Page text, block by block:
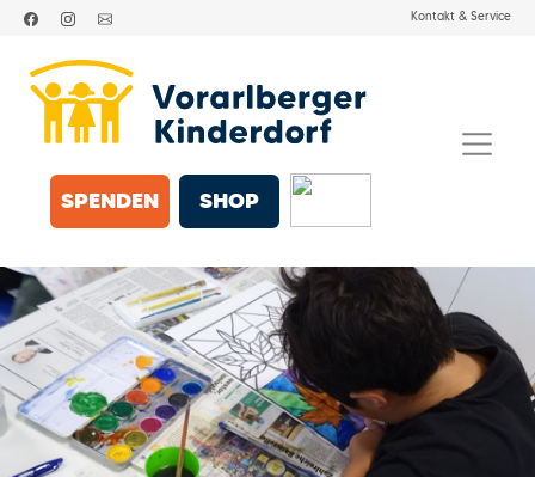
Kontakt & Service
SPENDEN SHOP